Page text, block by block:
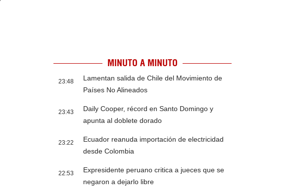
MINUTO A MINUTO
23:48
Lamentan salida de Chile del Movimiento de
Países No Alineados
23:43
Daily Cooper, récord en Santo Domingo y
apunta al doblete dorado
23:22
Ecuador reanuda importación de electricidad
desde Colombia
22:53
Expresidente peruano critica a jueces que se
negaron a dejarlo libre